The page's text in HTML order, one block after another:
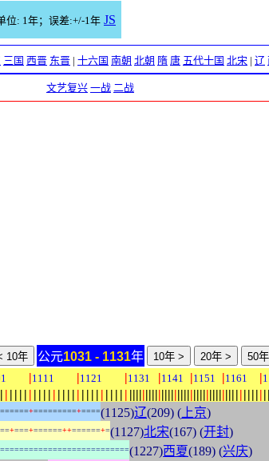
位: 1年；误差:+/-1年 JS
三国 西晋 东晋 | 十六国 南朝 北朝 隋 唐 五代十国 北宋 | 辽
文艺复兴 一战 二战
公元1031 - 1131年
|1111 |1121 |1131 |1141 |1151 |1161 |
| | | | | | | | | | | | | | | | | | | | | | | | | | | ||||||||||||||||||||||||||||||||||||||||||
======+=========+====(1125)辽(209) ( 上京)
==+===+======++======+=(1127)北宋(167) (开封)
===========================(1227)西夏(189) (兴庆)